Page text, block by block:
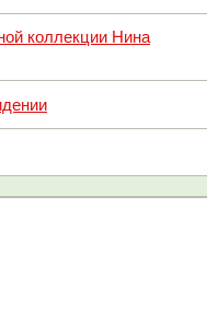
коллекции Нина